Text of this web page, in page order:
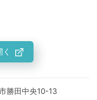
勝田中央10-13